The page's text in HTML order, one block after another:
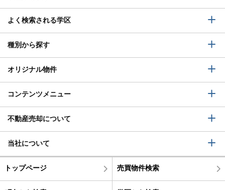
よく検索される学区
種別から探す
オリジナル物件
コンテンツメニュー
不動産売却について
当社について
トップページ 売買物件検索